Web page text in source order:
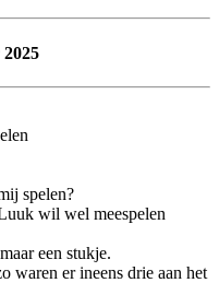
2025
spelen?
een stukje.
drie aan het